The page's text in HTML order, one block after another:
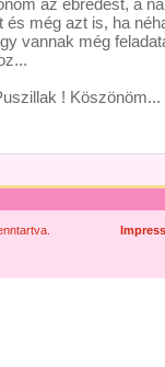
az ébredést, a
és még azt is, ha
vannak még
! Köszönöm...